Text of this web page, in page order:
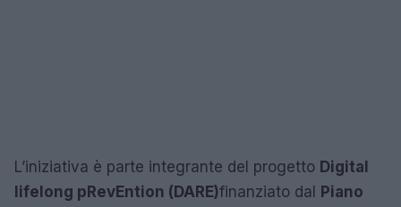
L’iniziativa è parte integrante del progetto Digital
lifelong pRevEntion (DARE)finanziato dal
Piano